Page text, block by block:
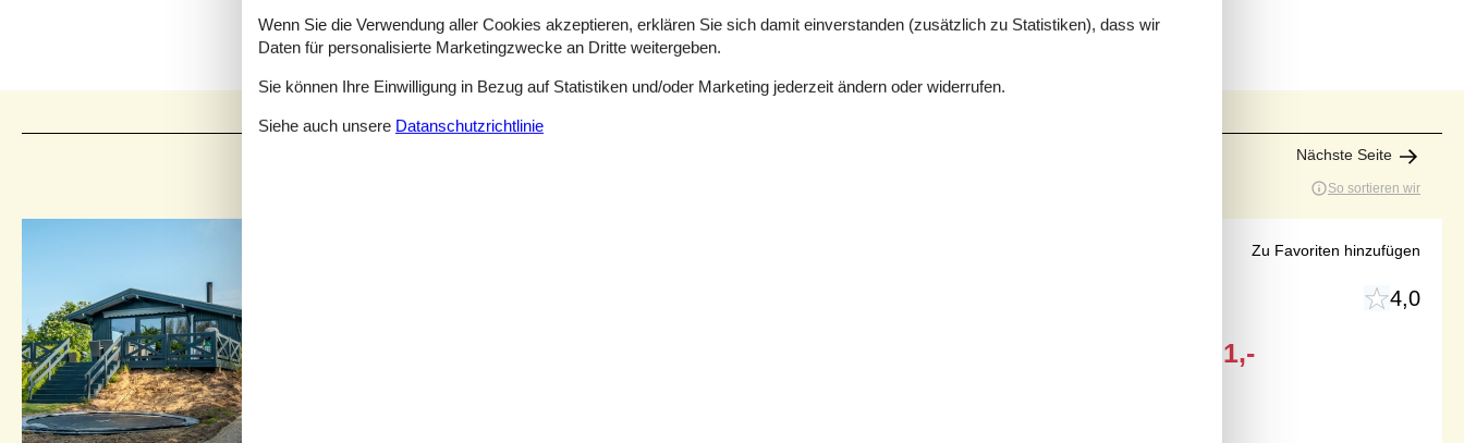
Nächste Seite
So sortieren wir
4,0
401,-
Zu Favoriten hinzufügen
Wenn Sie die Verwendung aller Cookies akzeptieren, erklären Sie sich damit einverstanden (zusätzlich zu Statistiken), dass wir
Daten für personalisierte Marketingzwecke an Dritte weitergeben.
Sie können Ihre Einwilligung in Bezug auf Statistiken und/oder Marketing jederzeit ändern oder widerrufen.
Siehe auch unsere Datanschutzrichtlinie